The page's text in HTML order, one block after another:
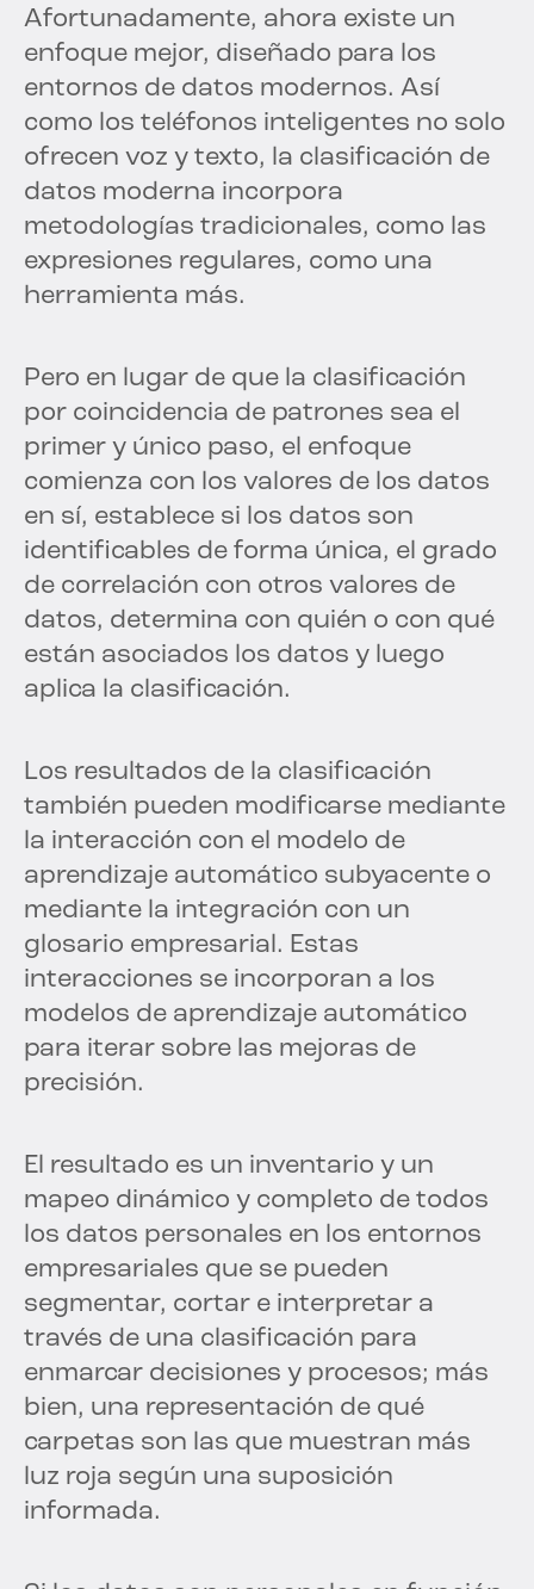
Afortunadamente, ahora existe un
enfoque mejor, diseñado para los
entornos de datos modernos. Así
como los teléfonos inteligentes no solo
ofrecen voz y texto, la clasificación de
datos moderna incorpora
metodologías tradicionales, como las
expresiones regulares, como una
herramienta más.
Pero en lugar de que la clasificación
por coincidencia de patrones sea el
primer y único paso, el enfoque
comienza con los valores de los datos
en sí, establece si los datos son
identificables de forma única, el grado
de correlación con otros valores de
datos, determina con quién o con qué
están asociados los datos y luego
aplica la clasificación.
Los resultados de la clasificación
también pueden modificarse mediante
la interacción con el modelo de
aprendizaje automático subyacente o
mediante la integración con un
glosario empresarial. Estas
interacciones se incorporan a los
modelos de aprendizaje automático
para iterar sobre las mejoras de
precisión.
El resultado es un inventario y un
mapeo dinámico y completo de todos
los datos personales en los entornos
empresariales que se pueden
segmentar, cortar e interpretar a
través de una clasificación para
enmarcar decisiones y procesos; más
bien, una representación de qué
carpetas son las que muestran más
luz roja según una suposición
informada.